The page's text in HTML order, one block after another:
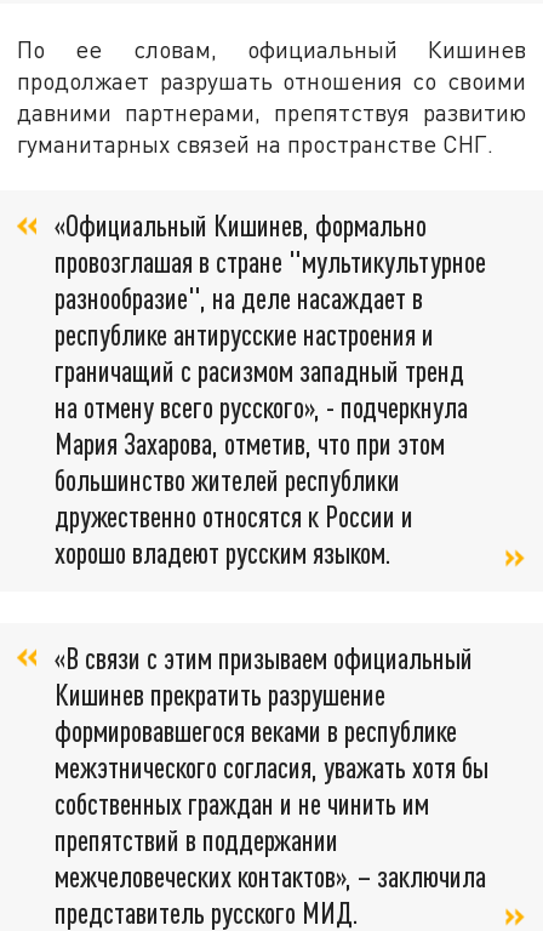
По ее словам, официальный Кишинев
продолжает разрушать отношения со своими
давними партнерами, препятствуя развитию
гуманитарных связей на пространстве СНГ.
«Официальный Кишинев, формально
провозглашая в стране "мультикультурное
разнообразие", на деле насаждает в
республике антирусские настроения и
граничащий с расизмом западный тренд
на отмену всего русского», - подчеркнула
Мария Захарова, отметив, что при этом
большинство жителей республики
дружественно относятся к России и
хорошо владеют русским языком.
«В связи с этим призываем официальный
Кишинев прекратить разрушение
формировавшегося веками в республике
межэтнического согласия, уважать хотя бы
собственных граждан и не чинить им
препятствий в поддержании
межчеловеческих контактов», – заключила
представитель русского МИД.